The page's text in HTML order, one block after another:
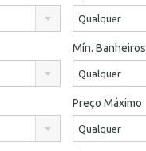
Qualquer
Mín. Banheiros
Qualquer
Preço Máximo
Qualquer